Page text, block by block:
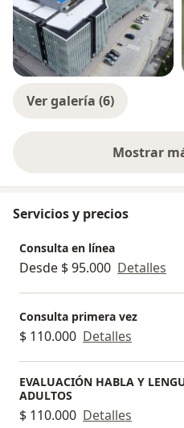
Ver galería (6)
Mostrar
Servicios y precios
Consulta en línea
Desde $ 95.000 Detalles
Consulta primera vez
$ 110.000 Detalles
EVALUACIÓN HABLA Y
ADULTOS
$ 110.000 Detalles